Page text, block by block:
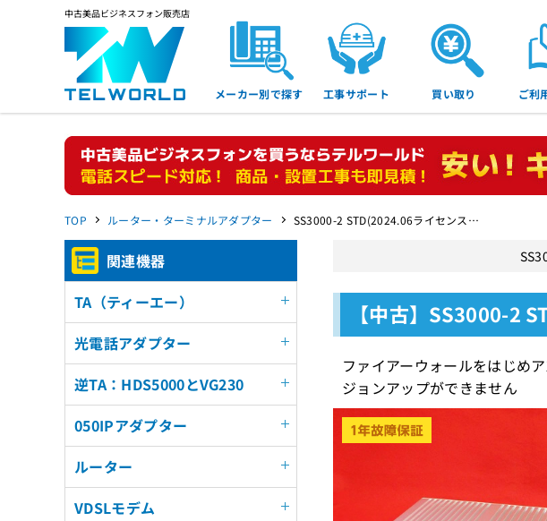
中古美品ビジネスフォン販売店
メーカー別で探す 工事サポート 買い取り ご利
TOP ルーター・ターミナルアダプター SS3000-2 STD(2024.06ライセンス…
【中古】SS3000-2
ファイアーウォールをはじめ
ジョンアップができません
関連機器
TA（ティーエー）
光電話アダプター
逆TA：HDS5000とVG230
050IPアダプター
ルーター
VDSLモデム